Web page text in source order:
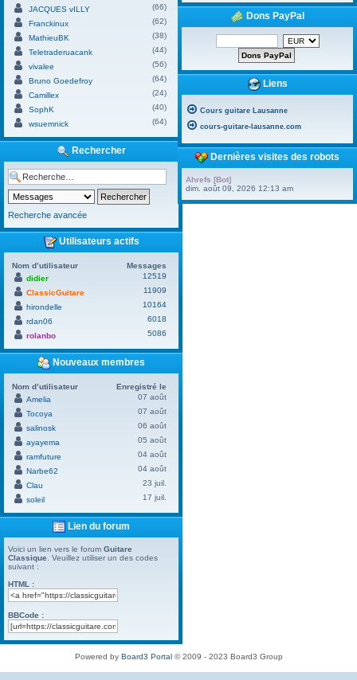
JACQUES vILLY
(66)
Franckinux
(62)
MathieuBK
(38)
Teletraderuacank
(44)
vivalee
(56)
Bruno Goedefroy
(64)
Camillex
(24)
SophK
(40)
wsuemnick
(64)
Rechercher
Recherche avancée
Utilisateurs actifs
Nom d’utilisateur
Messages
didier
12519
ClassicGuitare
11909
hirondelle
10164
rdan06
6018
rolanbo
5086
Nouveaux membres
Nom d’utilisateur
Enregistré le
Amelia
07 août
Tocoya
07 août
salinosk
06 août
ayayema
05 août
ramfuture
04 août
Narbe62
04 août
Clau
23 juil.
soleil
17 juil.
Lien du forum
Voici un lien vers le forum Guitare
Classique . Veuillez utiliser un des codes
suivant :
HTML :
BBCode :
Dons PayPal
Liens
Cours guitare Lausanne
cours-guitare-lausanne.com
Dernières visites des robots
Ahrefs [Bot]
dim. août 09, 2026 12:13 am
Powered by Board3 Portal© 2009 - 2023 Board3 Group